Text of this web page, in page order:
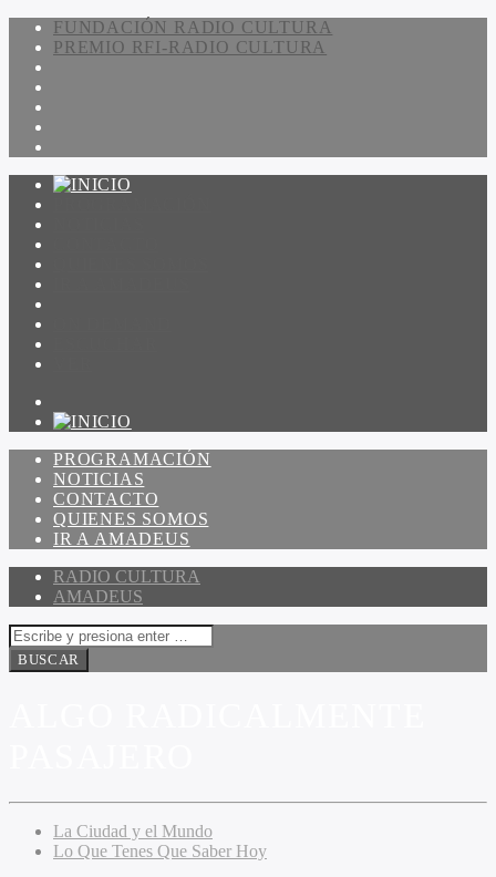
FUNDACIÓN RADIO CULTURA
PREMIO RFI-RADIO CULTURA
PROGRAMACIÓN
NOTICIAS
CONTACTO
QUIENES SOMOS
IR A AMADEUS
RADIO CULTURA
AMADEUS
La Ciudad y el Mundo
Lo Que Tenes Que Saber Hoy